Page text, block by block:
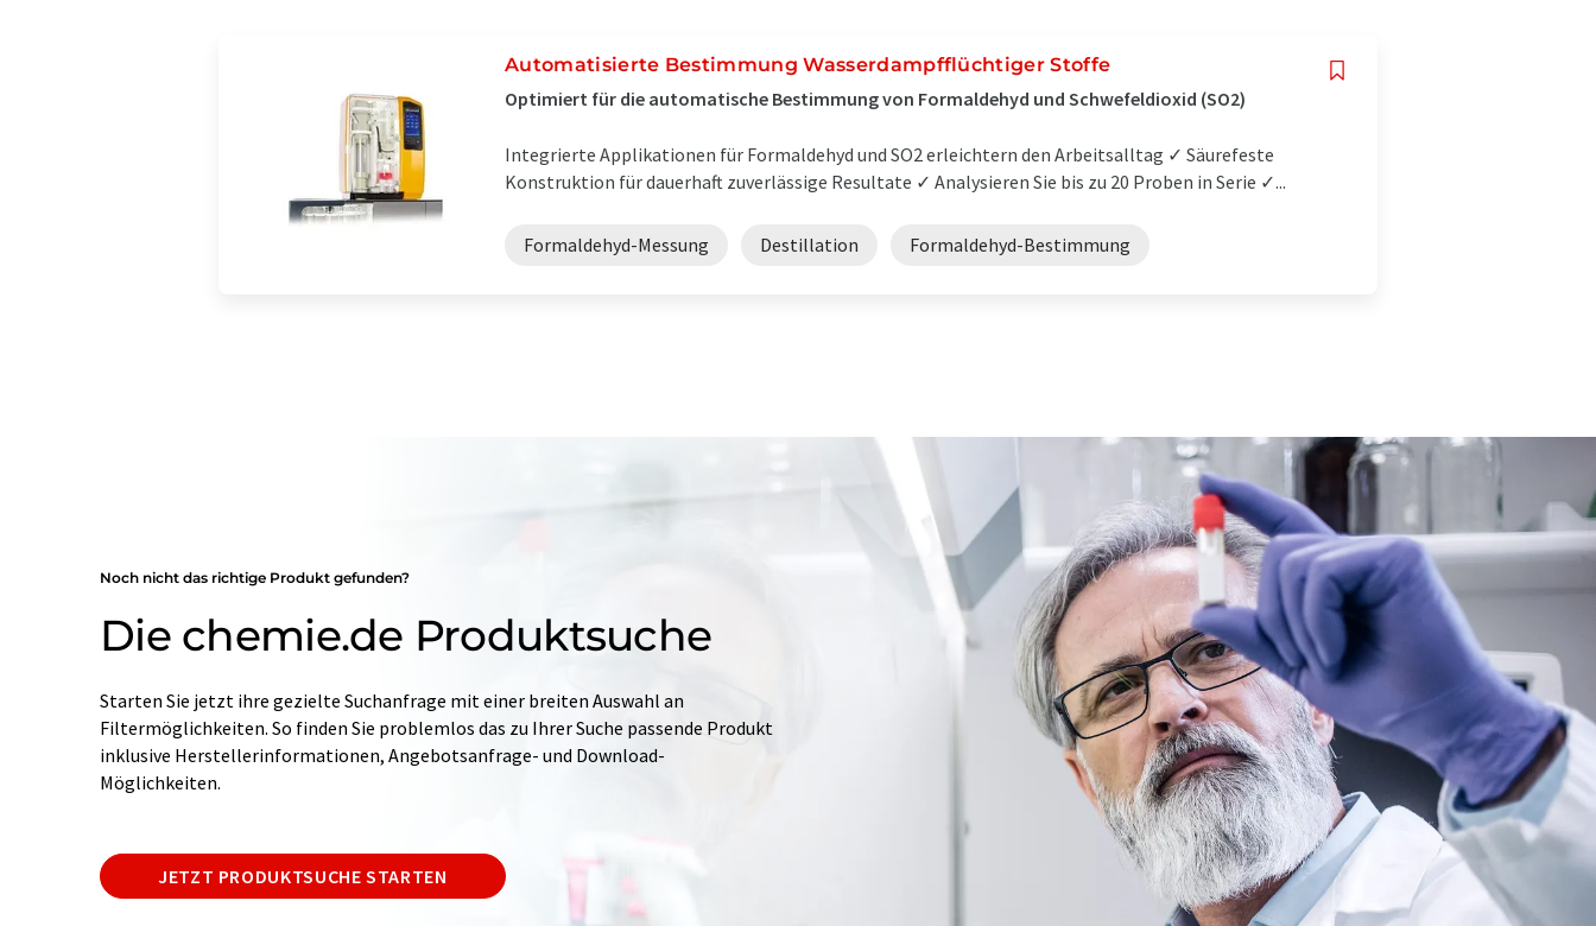
Automatisierte Bestimmung Wasserdampfflüchtiger Stoffe
Optimiert für die automatische Bestimmung von Formaldehyd und Schwefeldioxid (SO2)
Integrierte Applikationen für Formaldehyd und SO2 erleichtern den Arbeitsalltag ✓ Säurefeste
Konstruktion für dauerhaft zuverlässige Resultate ✓ Analysieren Sie bis zu 20 Proben in Serie ✓...
Formaldehyd-Messung Destillation Formaldehyd-Bestimmung
Noch nicht das richtige Produkt gefunden?
Die chemie.de Produktsuche
Starten Sie jetzt ihre gezielte Suchanfrage mit einer breiten Auswahl an
Filtermöglichkeiten. So finden Sie problemlos das zu Ihrer Suche passende Produkt
inklusive Herstellerinformationen, Angebotsanfrage- und Download-
Möglichkeiten.
JETZT PRODUKTSUCHE STARTEN